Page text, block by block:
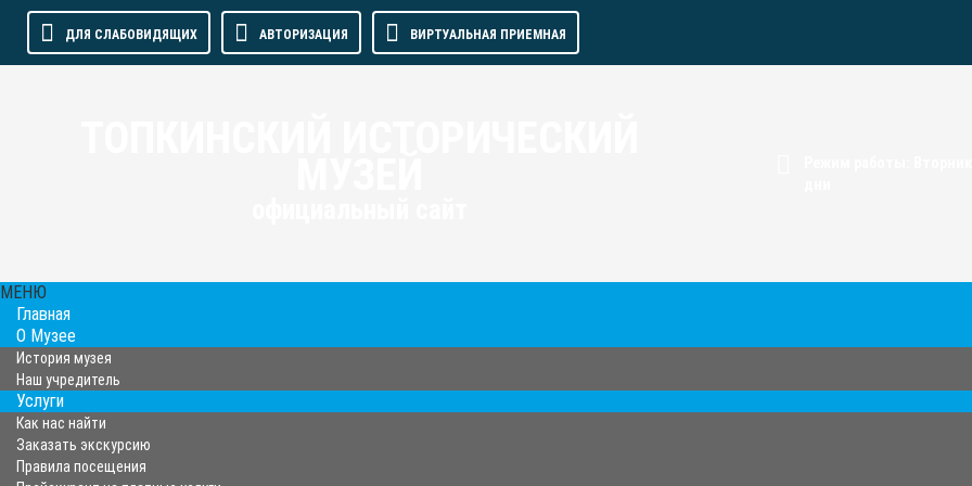
ДЛЯ СЛАБОВИДЯЩИХ АВТОРИЗАЦИЯ ВИРТУАЛЬНАЯ ПРИЕМНАЯ
МЕНЮ
Главная
О Музее
История музея
Наш учредитель
Услуги
Как нас найти
Заказать экскурсию
Правила посещения